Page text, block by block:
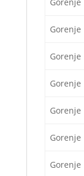
Gorenje
Gorenje
Gorenje
Gorenje
Gorenje
Gorenje